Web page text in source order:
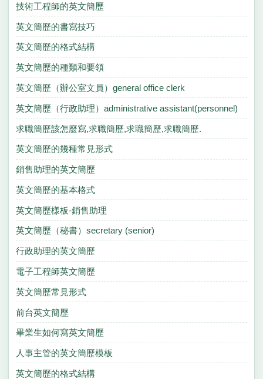
技術工程師的英文簡歷
英文簡歷的書寫技巧
英文簡歷的格式結構
英文簡歷的種類和要領
英文簡歷（辦公室文員）general office clerk
英文簡歷（行政助理）administrative assistant(personnel)
求職簡歷該怎麼寫,求職簡歷,求職簡歷,求職簡歷.
英文簡歷的幾種常見形式
銷售助理的英文簡歷
英文簡歷的基本格式
英文簡歷樣板-銷售助理
英文簡歷（秘書）secretary (senior)
行政助理的英文簡歷
電子工程師英文簡歷
英文簡歷常見形式
前台英文簡歷
畢業生如何寫英文簡歷
人事主管的英文簡歷模板
英文簡歷的格式結構